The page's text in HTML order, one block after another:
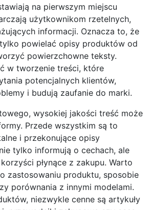
na pierwszym miejscu
użytkownikom rzetelnych,
informacji. Oznacza to, że
powielać opisy produktów od
powierzchowne teksty.
w tworzenie treści, które
potencjalnych klientów,
i budują zaufanie do marki.
wysokiej jakości treść może
Przede wszystkim są to
i przekonujące opisy
tylko informują o cechach, ale
płynące z zakupu. Warto
zastosowaniu produktu, sposobie
porównania z innymi modelami.
niezwykle cenne są artykuły